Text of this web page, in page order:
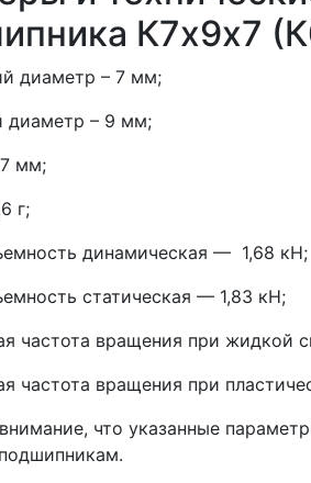
К7х9х7
диаметр – 7 мм;
диаметр – 9 мм;
мм;
г;
динамическая — 1,68 кН;
статическая — 1,83 кН;
частота вращения при жидкой
частота вращения при
что указанные